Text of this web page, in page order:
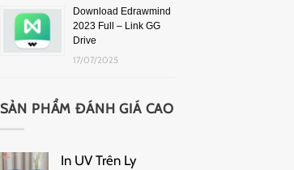
Download Edrawmind
2023 Full – Link GG
Drive
17/07/2025
SẢN PHẨM ĐÁNH GIÁ CAO
In UV Trên Ly